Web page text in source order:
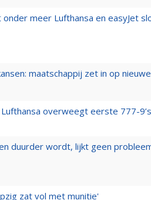
meer Lufthansa en easyJet
maatschappij zet in op
overweegt eerste 777-
duurder wordt, lijkt geen
zat vol met munitie'